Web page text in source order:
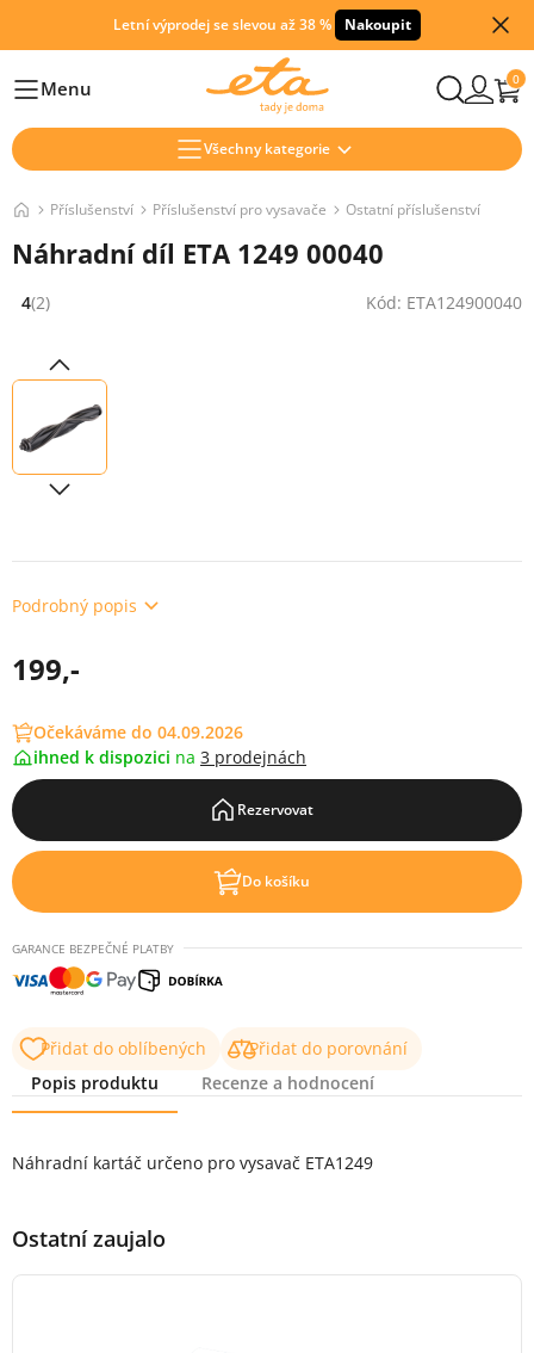
Letní výprodej se slevou až 38 % Nakoupit
HlavníMenu 0
Všechny kategorie
Příslušenství Příslušenství pro vysavače Ostatní příslušenství
Náhradní díl ETA 1249 00040
Hodnocení: 4 z 5 (2 recenzí)
4(2) Kód: ETA124900040
Podrobný popis
199,-
Očekáváme do 04.09.2026
ihned k dispozici na 3 prodejnách
Rezervovat
Do košíku
GARANCE BEZPEČNÉ PLATBY
Přidat do oblíbených
Přidat do porovnání
Popis produktu
Recenze a hodnocení
Náhradní kartáč určeno pro vysavač ETA1249
Ostatní zaujalo